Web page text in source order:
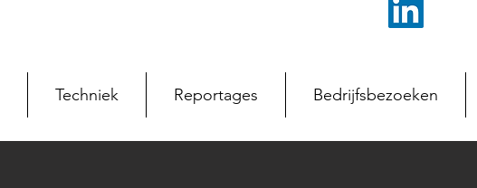
Techniek Reportages Bedrijfsbezoeken